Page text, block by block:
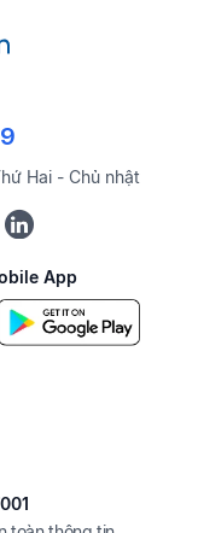
Hai - Chủ nhật
App